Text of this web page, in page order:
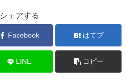
シェアする
Facebook はてブ
LINE コピー